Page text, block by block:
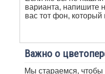
варианта, напишите
вас тот фон,
Важно о
Мы стараемся, чтобы